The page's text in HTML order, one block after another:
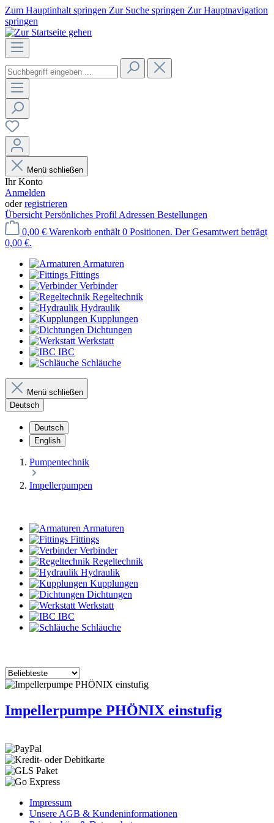
Zum Hauptinhalt springen Zur Suche springen Zur Hauptnavigation
springen
Menü schließen
Ihr Konto
Anmelden
oderregistrieren
Übersicht Persönliches Profil Adressen Bestellungen
0,00 € Warenkorb enthält 0 Positionen. Der Gesamtwert beträgt
0,00 €.
Armaturen
Fittings
Verbinder
Regeltechnik
Hydraulik
Kupplungen
Dichtungen
Werkstatt
IBC
Schläuche
Menü schließen
Deutsch
Deutsch
English
Pumpentechnik
Impellerpumpen
Armaturen
Fittings
Verbinder
Regeltechnik
Hydraulik
Kupplungen
Dichtungen
Werkstatt
IBC
Schläuche
Impellerpumpe PHÖNIX einstufig
Impressum
Unsere AGB & Kundeninformationen